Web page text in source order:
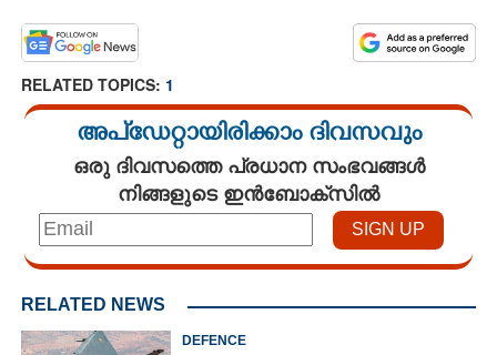
RELATED TOPICS: 1
അപ്ഡേറ്റായിരിക്കാം ദിവസവും
ഒരു ദിവസത്തെ പ്രധാന സംഭവങ്ങൾ
നിങ്ങളുടെ ഇൻബോക്സിൽ
RELATED NEWS
DEFENCE
×
Share this link